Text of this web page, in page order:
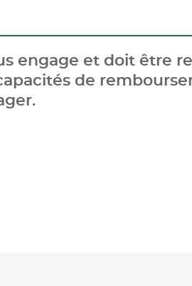
engage et doit être
de